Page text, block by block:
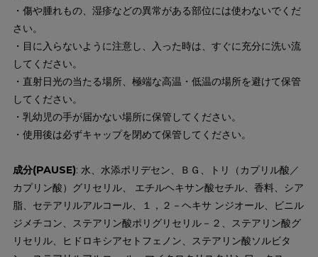
・傷や腫れもの、湿疹などの異常がある部位には使わないでくだ
さい。
・目に入らないように注意し、入った時は、すぐに充分に洗い流
してください。
・直射日光の当たる場所、極端な高温・低温の場所を避けて保管
してください。
・乳幼児の手が届かない場所に保管してください。
・使用後は必ずキャップを閉めて保管してください。
成分(PAUSE): 水、水添ポリデセン、ＢＧ、トリ（カプリル酸／
カプリン酸）グリセリル、 エチルヘキサン酸セチル、香料、シア
脂、セテアリルアルコール、１，２－ヘキサ ンジオール、ビニル
ジメチコン、ステアリン酸ポリグリセリル－２、ステアリン酸グ
リセリル、ヒドロキシアセトフェノン、ステアリン酸ソルビタ